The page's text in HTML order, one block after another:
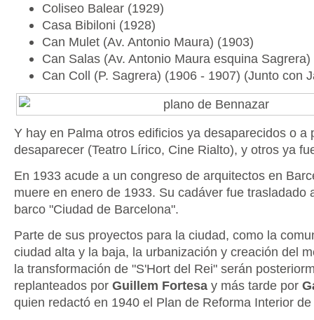
Coliseo Balear (1929)
Casa Bibiloni (1928)
Can Mulet (Av. Antonio Maura) (1903)
Can Salas (Av. Antonio Maura esquina Sagrera)
Can Coll (P. Sagrera) (1906 - 1907) (Junto con
Y hay en Palma otros edificios ya desaparecidos o a
desaparecer (Teatro Lírico, Cine Rialto), y otros ya
En 1933 acude a un congreso de arquitectos en
muere en enero de 1933. Su cadáver fue trasladado
barco "Ciudad de Barcelona".
Parte de sus proyectos para la ciudad, como la
ciudad alta y la baja, la urbanización y creación del
la transformación de "S'Hort del Rei" serán
replanteados por Guillem Fortesay más tarde por
quien redactó en 1940 el Plan de Reforma Interior